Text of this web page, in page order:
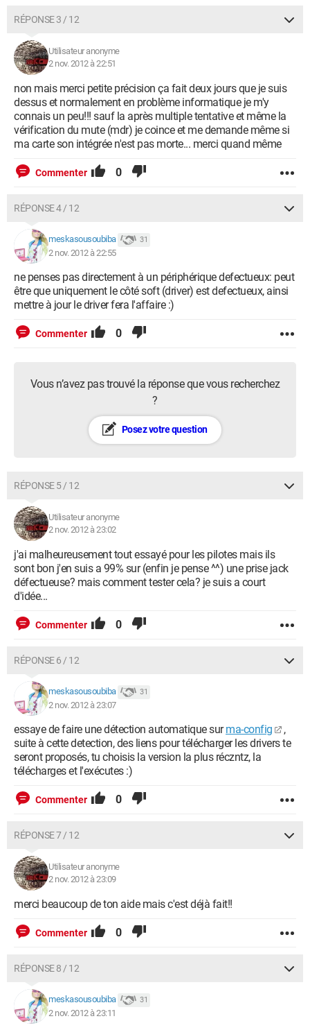
Realtek Semiconductor Co., Ltd. RTL8111/8168B PCI Express
Type d'adaptateur : ethernet
Bande passante : 1 Gbits/s
Cartes multimedia
Intel Corporation 6 Series/C200 Series Chipset Family High
Definition Audio Controller
Advanced Micro Devices [AMD] nee ATI Barts HDMI Audio
Périphérique clavier PIH
Logitech, Inc. LX710 Cordless Desktop Laser (USB Receiver)
Souris
Logitech, Inc. LX710 Cordless Desktop Laser (USB Receiver)
Souris HID
Ecran(s)
Resolution maximum : 1920 x 1080
Taille de l'écran : 21.7" (48 cm x 27 cm)
Date de fabrication : 18/11/2009
Ratio d'aspect : 16:9
Type d'entrée vidéo : Digital Signal
Logitech, Inc. LX710 Cordless Desktop Laser (USB Receiver)
Version USB supportée : 1.10
Silicon Motion, Inc. - Taiwan (formerly Feiya Technology
Corp.) 64MB QDI U2 DISK (USB DISK)
Version USB supportée : 2.0
Sony Corp. Batoh Device / PlayStation 3 Controller
(PLAYSTATION(R)3 Controller)
Version USB supportée : 2.0
RÉPONSE 3 / 12
Utilisateur anonyme
2 nov. 2012 à 22:51
non mais merci petite précision ça fait deux jours que je suis
dessus et normalement en problème informatique je m'y
connais un peu!!! sauf la après multiple tentative et même la
vérification du mute (mdr) je coince et me demande même si
ma carte son intégrée n'est pas morte... merci quand même
Commenter 0
RÉPONSE 4 / 12
meskasousoubiba 31
2 nov. 2012 à 22:55
ne penses pas directement à un périphérique defectueux: peut
être que uniquement le côté soft (driver) est defectueux, ainsi
mettre à jour le driver fera l'affaire :)
Commenter 0
Vous n’avez pas trouvé la réponse que vous recherchez
?
Posez votre question
RÉPONSE 5 / 12
Utilisateur anonyme
2 nov. 2012 à 23:02
j'ai malheureusement tout essayé pour les pilotes mais ils
sont bon j'en suis a 99% sur (enfin je pense ^^) une prise jack
défectueuse? mais comment tester cela? je suis a court
d'idée...
Commenter 0
RÉPONSE 6 / 12
meskasousoubiba 31
2 nov. 2012 à 23:07
essaye de faire une détection automatique surma-config
,
suite à cette detection, des liens pour télécharger les drivers te
seront proposés, tu choisis la version la plus réczntz, la
télécharges et l'exécutes :)
Commenter 0
RÉPONSE 7 / 12
Utilisateur anonyme
2 nov. 2012 à 23:09
merci beaucoup de ton aide mais c'est déjà fait!!
Commenter 0
RÉPONSE 8 / 12
meskasousoubiba 31
2 nov. 2012 à 23:11